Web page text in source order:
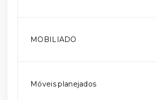
MOBILIADO
Móveis planejados